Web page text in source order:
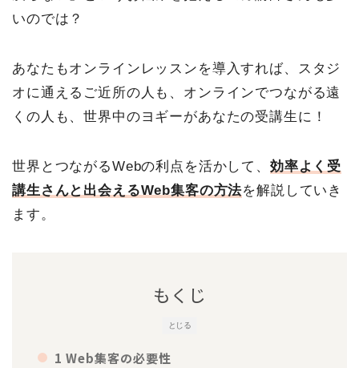
いのでは？
あなたもオンラインレッスンを導入すれば、スタジ
オに通えるご近所の人も、オンラインでつながる遠
くの人も、世界中のヨギーがあなたの受講生に！
世界とつながるWebの利点を活かして、 効率よく受
講生さんと出会えるWeb集客の方法を解説していき
ます。
とじる
もくじ
1 Web集客の必要性